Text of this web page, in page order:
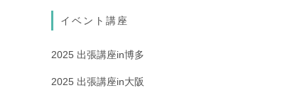
イベント講座
2025 出張講座in博多
2025 出張講座in大阪